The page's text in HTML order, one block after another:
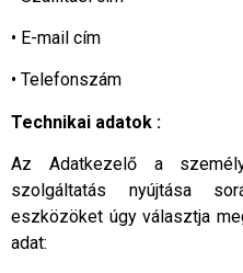
• E-mail cím
• Telefonszám
Technikai adatok :
Az Adatkezelő a
szolgáltatás nyújtása
eszközöket úgy választja
adat: